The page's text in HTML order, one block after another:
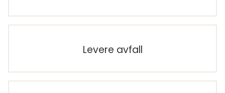
Levere avfall